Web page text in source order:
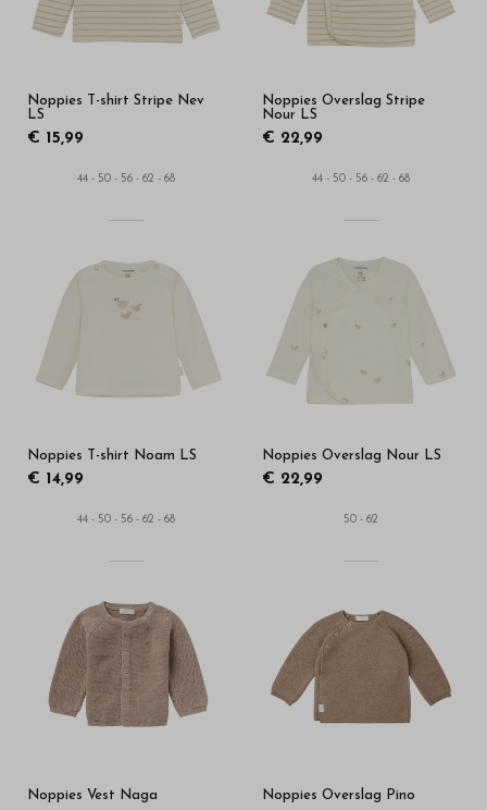
Noppies T-shirt Stripe Nev
LS
€ 15,99
44 - 50 - 56 - 62 - 68
Noppies Overslag Stripe
Nour LS
€ 22,99
44 - 50 - 56 - 62 - 68
Noppies T-shirt Noam LS
€ 14,99
44 - 50 - 56 - 62 - 68
Noppies Overslag Nour LS
€ 22,99
50 - 62
Noppies Vest Naga Noppies Overslag Pino